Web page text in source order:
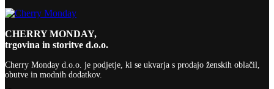
CHERRY MONDAY,
trgovina in storitve d.o.o.
Cherry Monday d.o.o. je podjetje, ki se ukvarja s prodajo ženskih oblačil,
obutve in modnih dodatkov.